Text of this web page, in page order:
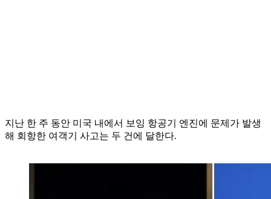
지난 한 주 동안 미국 내에서 보잉 항공기 엔진에 문제가 발생
해 회항한 여객기 사고는 두 건에 달한다.